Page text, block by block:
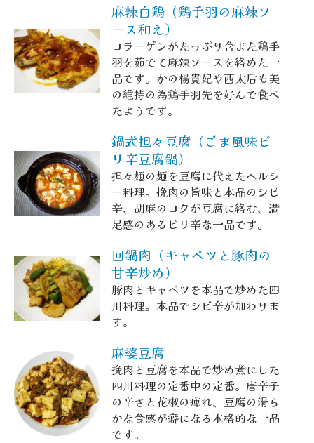
麻辣白鶏（鶏手羽の麻辣ソ
ース和え）
コラーゲンがたっぷり含また鶏手
羽を茹でて麻辣ソースを絡めた一
品です。かの楊貴妃や西太后も美
の維持の為鶏手羽先を好んで食べ
たようです。
鍋式担々豆腐（ごま風味ピ
リ辛豆腐鍋）
担々麺の麺を豆腐に代えたヘルシ
ー料理。挽肉の旨味と本品のシビ
辛、胡麻のコクが豆腐に絡む、満
足感のあるピリ辛な一品です。
回鍋肉（キャベツと豚肉の
甘辛炒め）
豚肉とキャベツを本品で炒めた四
川料理。本品でシビ辛が加わりま
す。
麻婆豆腐
挽肉と豆腐を本品で炒め煮にした
四川料理の定番中の定番。唐辛子
の辛さと花椒の痺れ、豆腐の滑ら
かな食感が癖になる本格的な一品
です。